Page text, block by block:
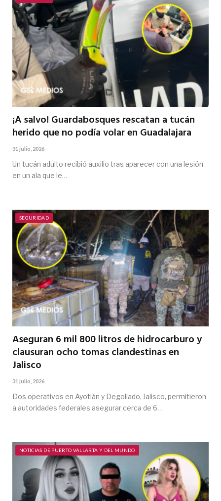
¡A salvo! Guardabosques rescatan a tucán
herido que no podía volar en Guadalajara
31 julio, 2026
Un tucán adulto recibió auxilio tras aparecer con una lesión
en un ala que le…
SEGURIDAD
Aseguran 6 mil 800 litros de hidrocarburo y
clausuran ocho tomas clandestinas en
Jalisco
31 julio, 2026
Dos operativos en Ayotlán y Degollado, Jalisco, permitieron
a autoridades federales asegurar cerca de 6…
NOTICIAS DE PUERTO VALLARTA Y DEL MUNDO